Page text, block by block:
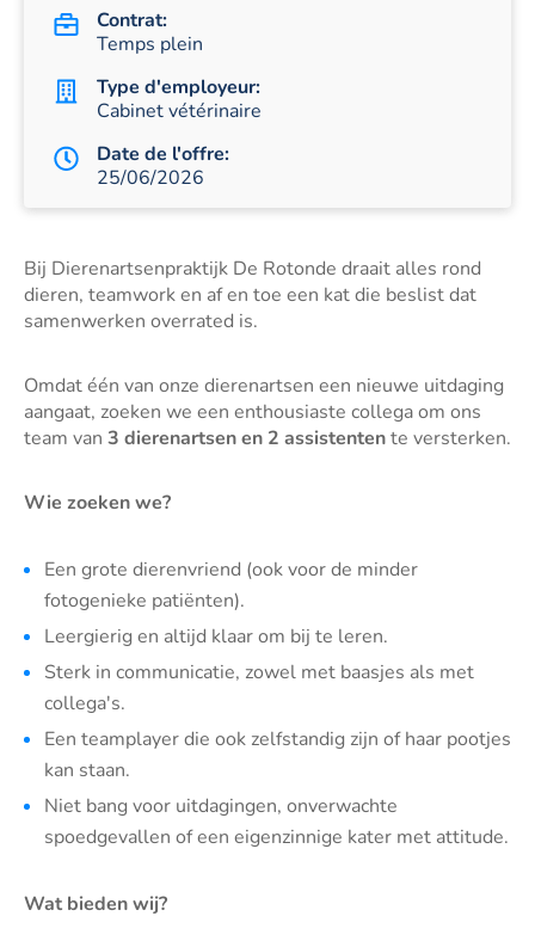
Contrat:
Temps plein
Type d'employeur:
Cabinet vétérinaire
Date de l'offre:
25/06/2026
Bij Dierenartsenpraktijk De Rotonde draait alles rond
dieren, teamwork en af en toe een kat die beslist dat
samenwerken overrated is.
Omdat één van onze dierenartsen een nieuwe uitdaging
aangaat, zoeken we een enthousiaste collega om ons
team van 3 dierenartsen en 2 assistentente versterken.
Wie zoeken we?
Een grote dierenvriend (ook voor de minder
fotogenieke patiënten).
Leergierig en altijd klaar om bij te leren.
Sterk in communicatie, zowel met baasjes als met
collega's.
Een teamplayer die ook zelfstandig zijn of haar pootjes
kan staan.
Niet bang voor uitdagingen, onverwachte
spoedgevallen of een eigenzinnige kater met attitude.
Wat bieden wij?